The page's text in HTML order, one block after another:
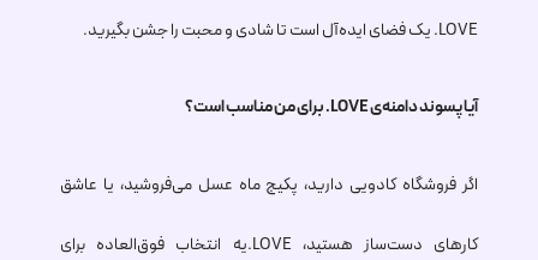
.LOVEیک فضای ایده‌آل است تا شادی و محبت را جشن بگیرید.
آیا پسوند دامنه‌ی.LOVEبرای من مناسب است؟
اگر فروشگاه کادویی دارید، پکیج ماه عسل می‌فروشید، یا عاشق
کارهای دست‌ساز هستید،.LOVEیه انتخاب فوق‌العاده برای